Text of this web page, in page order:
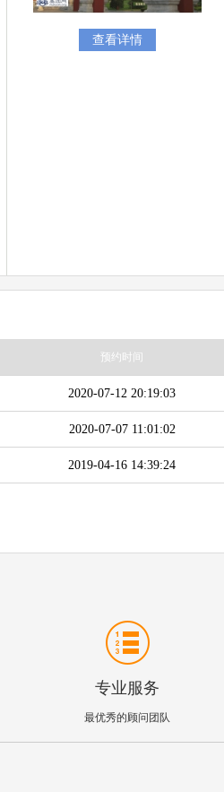
查看详情
预约时间
2020-07-12 20:19:03
2020-07-07 11:01:02
2019-04-16 14:39:24
专业服务
最优秀的顾问团队